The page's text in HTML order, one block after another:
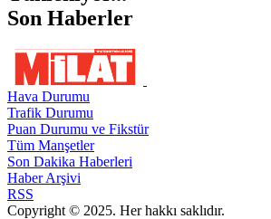
Son Haberler
Hava Durumu
Trafik Durumu
Puan Durumu ve Fikstür
Tüm Manşetler
Son Dakika Haberleri
Haber Arşivi
RSS
Copyright © 2025. Her hakkı saklıdır.